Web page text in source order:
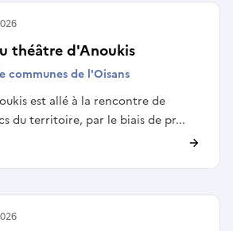
théâtre d'Anoukis
communes de l'Oisans
est allé à la rencontre de
du territoire, par le biais de pr...